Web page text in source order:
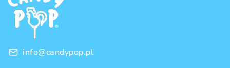
Polityka prywatności
Handel hurtowy
info@candypop.pl